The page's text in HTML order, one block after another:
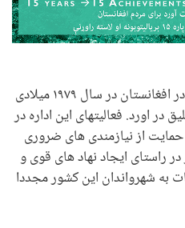
بانک جهانی فعالتیهای خویش را در افغانستان در سال ۱۹۷۹ میلادی
اورد. فعالیتهای این اداره در
بمنظور حمایت از نیازمندی های ضروری
راستای ایجاد نهاد های قوی و
شهرواندان این کشور مجددا